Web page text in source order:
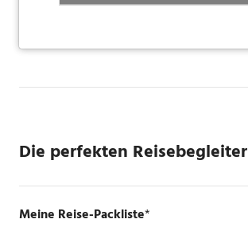
Die perfekten Reisebegleiter
Meine Reise-Packliste*